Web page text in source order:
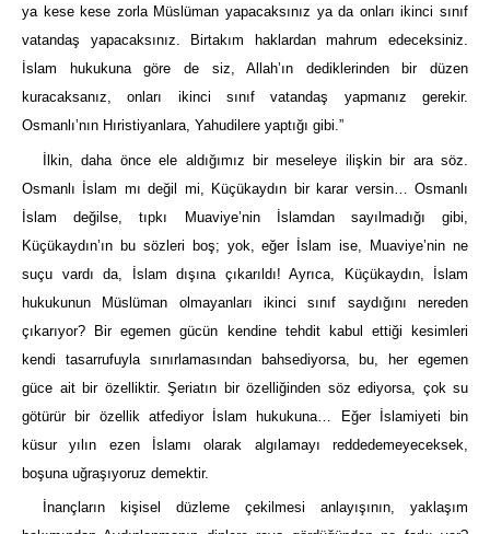
ya kese kese zorla Müslüman yapacaksınız ya da onları ikinci sınıf
vatandaş yapacaksınız. Birtakım haklardan mahrum edeceksiniz.
İslam hukukuna göre de siz, Allah’ın dediklerinden bir düzen
kuracaksanız, onları ikinci sınıf vatandaş yapmanız gerekir.
Osmanlı’nın Hıristiyanlara, Yahudilere yaptığı gibi.”
İlkin, daha önce ele aldığımız bir meseleye ilişkin bir ara söz.
Osmanlı İslam mı değil mi, Küçükaydın bir karar versin… Osmanlı
İslam değilse, tıpkı Muaviye’nin İslamdan sayılmadığı gibi,
Küçükaydın’ın bu sözleri boş; yok, eğer İslam ise, Muaviye’nin ne
suçu vardı da, İslam dışına çıkarıldı! Ayrıca, Küçükaydın, İslam
hukukunun Müslüman olmayanları ikinci sınıf saydığını nereden
çıkarıyor? Bir egemen gücün kendine tehdit kabul ettiği kesimleri
kendi tasarrufuyla sınırlamasından bahsediyorsa, bu, her egemen
güce ait bir özelliktir. Şeriatın bir özelliğinden söz ediyorsa, çok su
götürür bir özellik atfediyor İslam hukukuna… Eğer İslamiyeti bin
küsur yılın ezen İslamı olarak algılamayı reddedemeyeceksek,
boşuna uğraşıyoruz demektir.
İnançların kişisel düzleme çekilmesi anlayışının, yaklaşım